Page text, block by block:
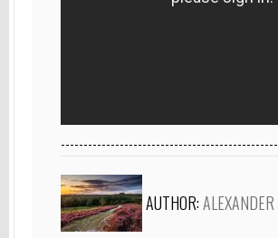
------------------------------------------------
AUTHOR:ALEXANDER